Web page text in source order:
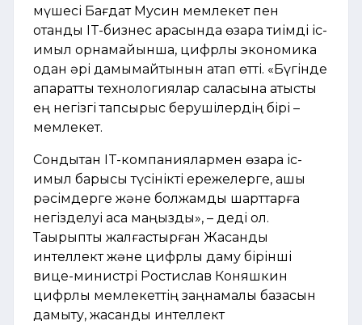
мүшесі Бағдат Мусин мемлекет пен
отандық IT-бизнес арасында өзара тиімді іс-
қимыл орнамайынша, цифрлық экономика
одан әрі дамымайтынын атап өтті. «Бүгінде
ақпараттық технологиялар саласына қатысты
ең негізгі тапсырыс берушілердің бірі –
мемлекет.
Сондықтан IT-компаниялармен өзара іс-
қимыл барысы түсінікті ережелерге, ашық
рәсімдерге және болжамды шарттарға
негізделуі аса маңызды», – деді ол.
Тақырыпты жалғастырған Жасанды
интеллект және цифрлық даму бірінші
вице-министрі Ростислав Коняшкин
цифрлық мемлекеттің заңнамалық базасын
дамыту, жасанды интеллект